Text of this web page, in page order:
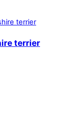
terrier